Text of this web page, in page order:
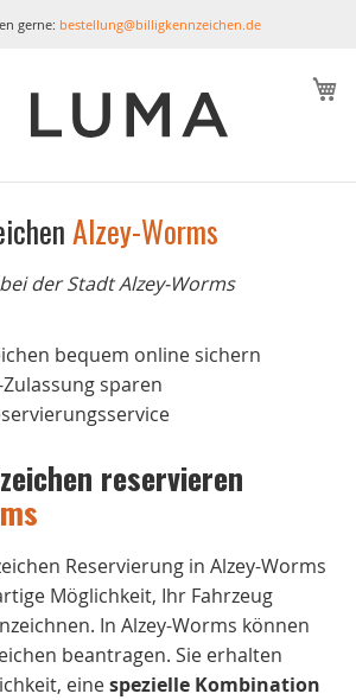
gerne: bestellung@billigkennzeichen.de
Alzey-Worms
der Stadt Alzey-Worms
bequem online sichern
sparen
reservieren
Reservierung in Alzey-Worms
Möglichkeit, Ihr Fahrzeug
In Alzey-Worms können
beantragen. Sie erhalten
einespezielle Kombination